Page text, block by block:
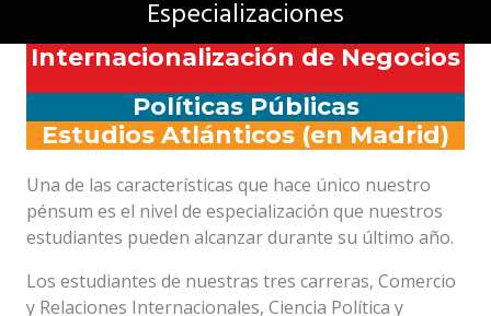
Especializaciones
Internacionalización de Negocios
Políticas Públicas
Estudios Atlánticos (en Madrid)
Una de las características que hace único nuestro
pénsum es el nivel de especialización que nuestros
estudiantes pueden alcanzar durante su último año.
Los estudiantes de nuestras tres carreras, Comercio
y Relaciones Internacionales, Ciencia Política y